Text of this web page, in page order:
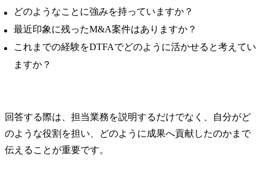
どのようなことに強みを持っていますか？
最近印象に残ったM&A案件はありますか？
これまでの経験をDTFAでどのように活かせると考えてい
ますか？
回答する際は、担当業務を説明するだけでなく、自分がど
のような役割を担い、どのように成果へ貢献したのかまで
伝えることが重要です。